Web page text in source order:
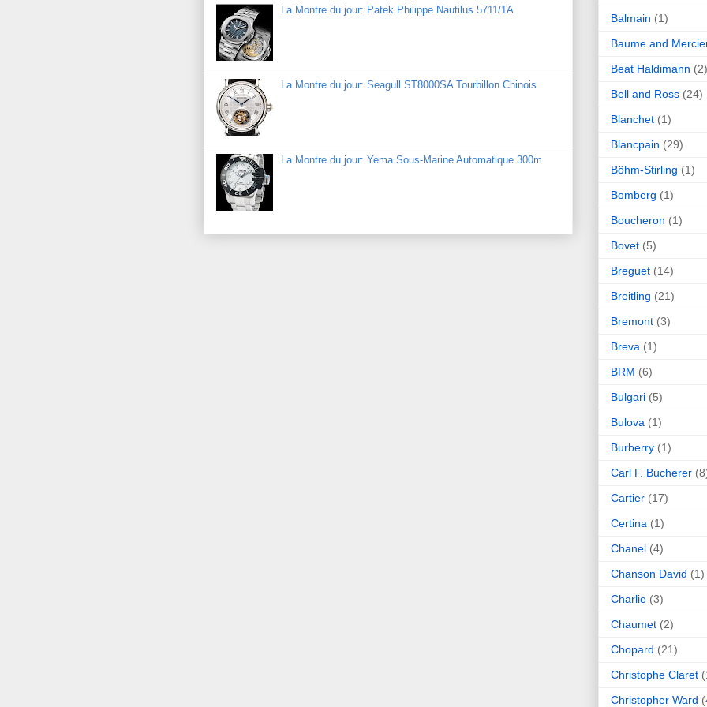
La Montre du jour: Patek Philippe Nautilus 5711/1A
La Montre du jour: Seagull ST8000SA Tourbillon Chinois
La Montre du jour: Yema Sous-Marine Automatique 300m
Balmain (1)
Baume and
Beat Haldimann (2)
Bell and Ross (24)
Blanchet (1)
Blancpain (29)
Böhm-Stirling (1)
Bomberg (1)
Boucheron (1)
Bovet (5)
Breguet (14)
Breitling (21)
Bremont (3)
Breva (1)
BRM (6)
Bulgari (5)
Bulova (1)
Burberry (1)
Carl F. Bucherer
Cartier (17)
Certina (1)
Chanel (4)
Chanson David (1)
Charlie (3)
Chaumet (2)
Chopard (21)
Christophe Claret
Christopher Ward